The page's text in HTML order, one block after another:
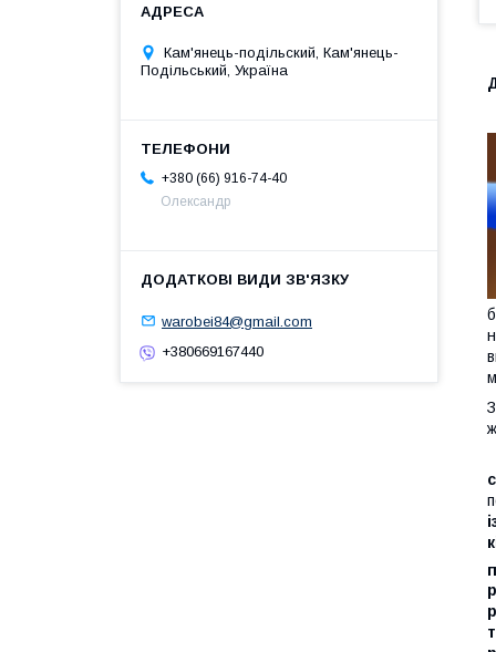
Кам'янець-подільский, Кам'янець-
Подільський, Україна
+380 (66) 916-74-40
Олександр
warobei84@gmail.com
+380669167440